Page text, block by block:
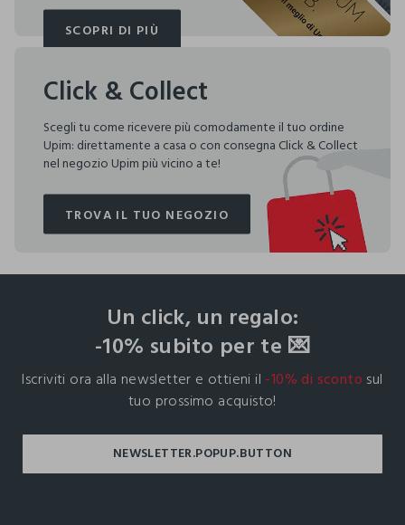
SCOPRI DI PIÙ
SCOPRI DI PIÙ
Click & Collect
Scegli tu come ricevere più comodamente il tuo ordine
Upim: direttamente a casa o con consegna Click & Collect
nel negozio Upim più vicino a te!
TROVA IL TUO NEGOZIO
TROVA IL TUO NEGOZIO
Un click, un regalo:
-10% subito per te 💌
Iscriviti ora alla newsletter e ottieni il -10% di sconto sul
tuo prossimo acquisto!